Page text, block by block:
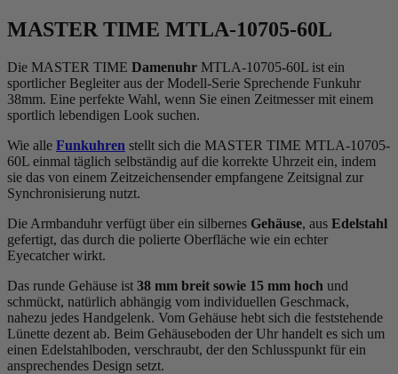
MASTER TIME MTLA-10705-60L
Die MASTER TIME Damenuhr MTLA-10705-60L ist ein
sportlicher Begleiter aus der Modell-Serie Sprechende Funkuhr
38mm. Eine perfekte Wahl, wenn Sie einen Zeitmesser mit einem
sportlich lebendigen Look suchen.
Wie alle Funkuhren stellt sich die MASTER TIME MTLA-10705-
60L einmal täglich selbständig auf die korrekte Uhrzeit ein, indem
sie das von einem Zeitzeichensender empfangene Zeitsignal zur
Synchronisierung nutzt.
Die Armbanduhr verfügt über ein silbernes Gehäuse, aus Edelstahl
gefertigt, das durch die polierte Oberfläche wie ein echter
Eyecatcher wirkt.
Das runde Gehäuse ist 38 mm breit sowie 15 mm hoch und
schmückt, natürlich abhängig vom individuellen Geschmack,
nahezu jedes Handgelenk. Vom Gehäuse hebt sich die feststehende
Lünette dezent ab. Beim Gehäuseboden der Uhr handelt es sich um
einen Edelstahlboden, verschraubt, der den Schlusspunkt für ein
ansprechendes Design setzt.